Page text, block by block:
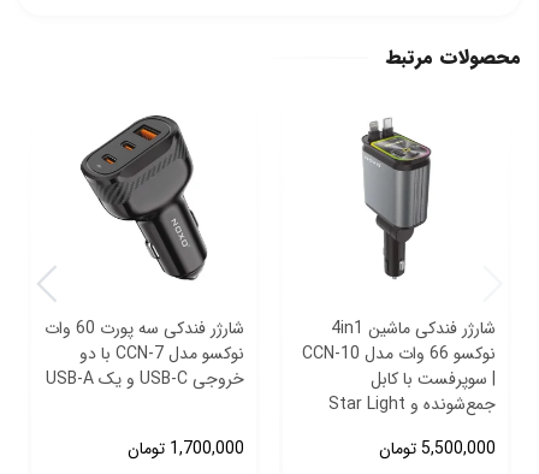
محصولات مرتبط
شارژر فندکی ماشین 4in1
نوکسو 66 وات مدل CCN‑10
| سوپرفست با کابل
جمع‌شونده و Star Light
5,500,000تومان
شارژر فندکی سه پورت 60 وات
نوکسو مدل CCN-7 با دو
خروجی USB-C و یک USB-A
1,700,000 تومان